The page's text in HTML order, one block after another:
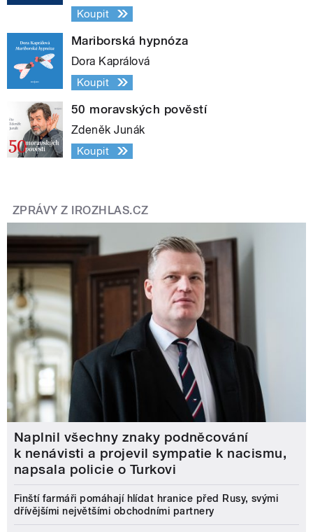
Koupit
Mariborská hypnóza
Dora Kaprálová
Koupit
50 moravských pověstí
Zdeněk Junák
Koupit
ZPRÁVY Z IROZHLAS.CZ
Naplnil všechny znaky podněcování
k nenávisti a projevil sympatie k nacismu,
napsala policie o Turkovi
Finští farmáři pomáhají hlídat hranice před Rusy, svými
dřívějšími největšími obchodními partnery